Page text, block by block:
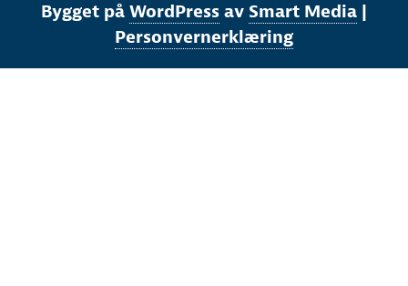
Bygget på WordPress av Smart Media |
Personvernerklæring